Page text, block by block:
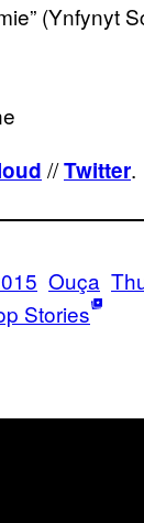
(Ynfynyt
//Twitter.
Ouça
Stories